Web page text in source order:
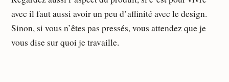
avec il faut aussi avoir un peu d’affinité avec le design.
Sinon, si vous n’êtes pas pressés, vous attendez que je
vous dise sur quoi je travaille.